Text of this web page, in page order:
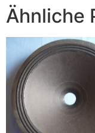
Ähnliche